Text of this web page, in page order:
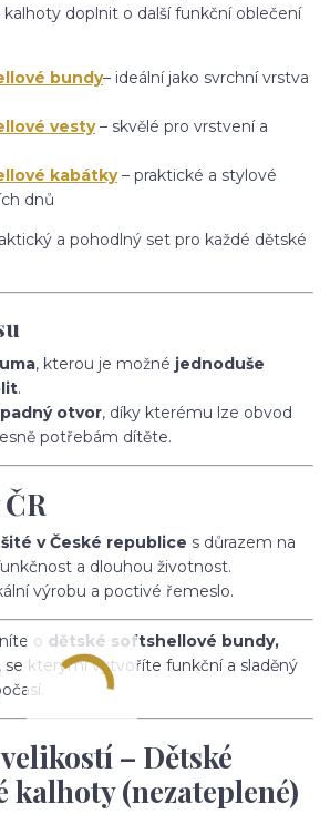
doplnit o další funkční oblečení
bundy– ideální jako svrchní vrstva
vesty– skvělé pro vrstvení a
kabátky– praktické a stylové
dnů
a pohodlný set pro každé dětské
, kterou je možné jednoduše
.
otvor, díky kterému lze obvod
potřebám dítěte.
v České republice s důrazem na
a dlouhou životnost.
výrobu a poctivé řemeslo.
o dětské softshellové bundy,
se kterými vytvoříte funkční a sladěný
– Dětské
kalhoty (nezateplené)